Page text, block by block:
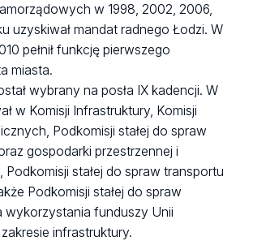
w 1998, 2002, 2006,
uzyskiwał mandat radnego Łodzi. W
pełnił funkcję pierwszego
miasta.
wybrany na posła IX kadencji. W
w Komisji Infrastruktury, Komisji
Podkomisji stałej do spraw
gospodarki przestrzennej i
Podkomisji stałej do spraw transportu
Podkomisji stałej do spraw
wykorzystania funduszy Unii
infrastruktury.